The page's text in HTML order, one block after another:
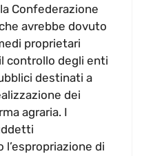
Confederazione
avrebbe dovuto
proprietari
controllo degli enti
destinati a
dei
agraria. I
di